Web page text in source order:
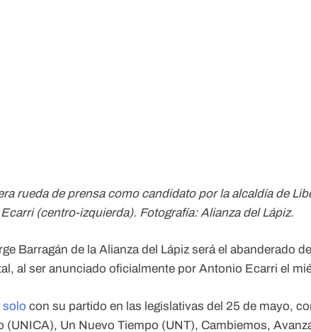
rueda de prensa como candidato por la alcaldía de
(centro-izquierda). Fotografía: Alianza del Lápiz.
Barragán de la Alianza del Lápiz será el abanderado
al ser anunciado oficialmente por Antonio Ecarri el
solo con su partido en las legislativas del 25 de mayo,
(UNICA), Un Nuevo Tiempo (UNT), Cambiemos,